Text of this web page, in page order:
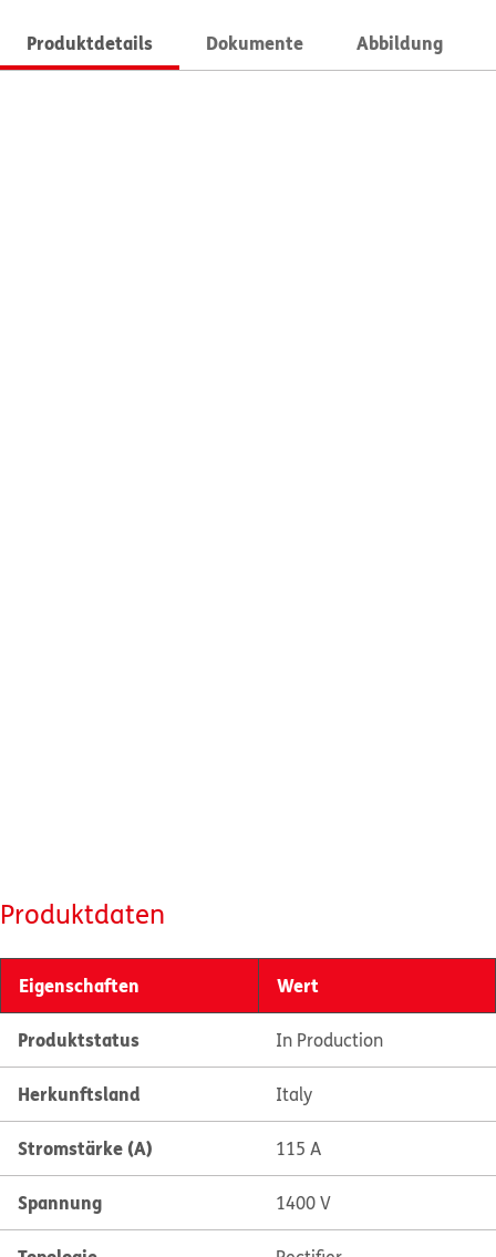
Produktdetails Dokumente Abbildung
Produktdaten
Eigenschaften Wert
Produktstatus In Production
Herkunftsland Italy
Stromstärke (A) 115 A
Spannung 1400 V